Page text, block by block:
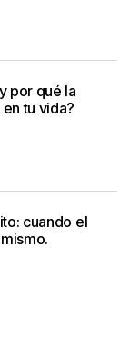
por qué la
tu vida?
cuando el